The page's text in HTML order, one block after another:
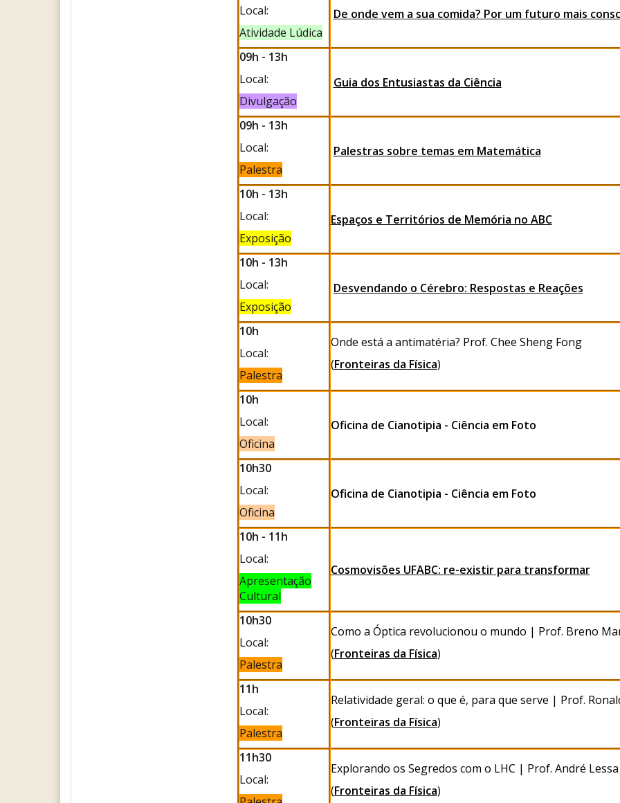
Local:
Atividade Lúdica
De onde vem a sua comida? Por um futuro mais
09h - 13h
Local:
Divulgação
Guia dos Entusiastas da Ciência
09h - 13h
Local:
Palestra
Palestras sobre temas em Matemática
10h - 13h
Local:
Exposição
Espaços e Territórios de Memória no ABC
10h - 13h
Local:
Exposição
Desvendando o Cérebro: Respostas e Reações
10h
Local:
Palestra
Onde está a antimatéria? Prof. Chee Sheng Fong
(Fronteiras da Física)
10h
Local:
Oficina
Oficina de Cianotipia - Ciência em Foto
10h30
Local:
Oficina
Oficina de Cianotipia - Ciência em Foto
10h - 11h
Local:
Apresentação
Cultural
Cosmovisões UFABC: re-existir para transformar
10h30
Local:
Palestra
Como a Óptica revolucionou o mundo | Prof. Breno
(Fronteiras da Física)
11h
Local:
Palestra
Relatividade geral: o que é, para que serve | Prof.
(Fronteiras da Física)
11h30
Local:
Explorando os Segredos com o LHC | Prof. André Lessa
(Fronteiras da Física)